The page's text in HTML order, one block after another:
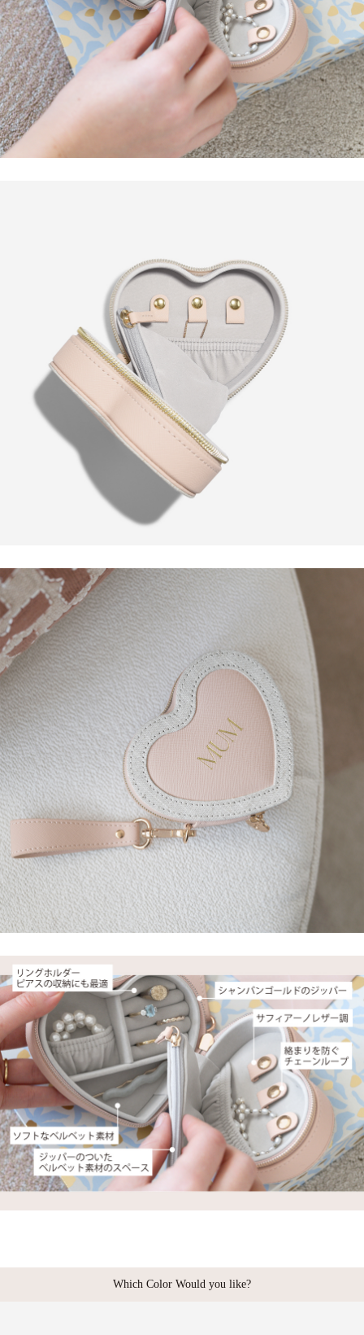
Which Color Would you like?